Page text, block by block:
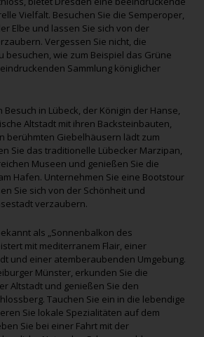
Vielfalt. Besuchen Sie die Semperoper,
Elbe und lassen Sie sich von der
Vergessen Sie nicht, die
besuchen, wie zum Beispiel das Grüne
Sammlung königlicher
in Lübeck, der Königin der Hanse,
Altstadt mit ihren Backsteinbauten,
berühmten Giebelhäusern lädt zum
Sie das traditionelle Lübecker Marzipan,
Museen und genießen Sie die
Hafen. Unternehmen Sie eine Bootstour
Sie sich von der Schönheit und
verzaubern.
als „Sonnenbalkon des
mit mediterranem Flair, einer
und einer atemberaubenden Umgebung.
Münster, erkunden Sie die
Altstadt und genießen Sie den
Tauchen Sie ein in die lebendige
Sie lokale Spezialitäten auf dem
Sie bei einer Fahrt mit der